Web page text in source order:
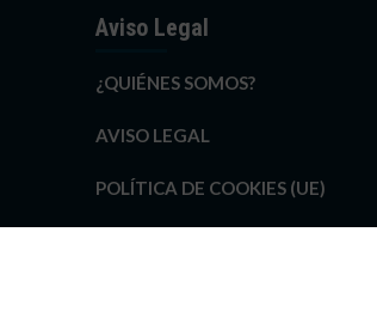
Aviso Legal
¿QUIÉNES SOMOS?
AVISO LEGAL
POLÍTICA DE COOKIES (UE)